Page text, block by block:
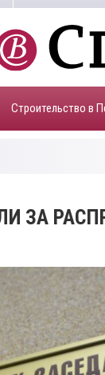
Строительство в
ЗА